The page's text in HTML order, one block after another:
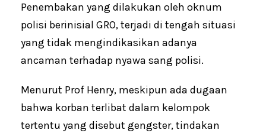
Penembakan yang dilakukan oleh oknum
polisi berinisial GRO, terjadi di tengah situasi
yang tidak mengindikasikan adanya
ancaman terhadap nyawa sang polisi.
Menurut Prof Henry, meskipun ada dugaan
bahwa korban terlibat dalam kelompok
tertentu yang disebut gengster, tindakan